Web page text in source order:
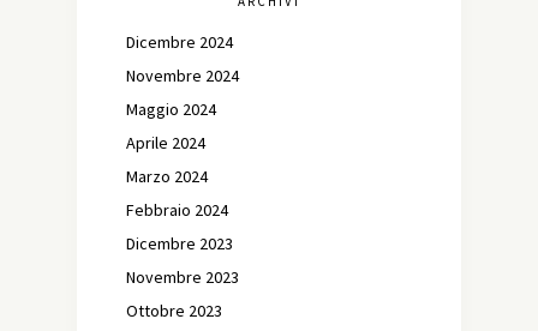
Dicembre 2024
Novembre 2024
Maggio 2024
Aprile 2024
Marzo 2024
Febbraio 2024
Dicembre 2023
Novembre 2023
Ottobre 2023